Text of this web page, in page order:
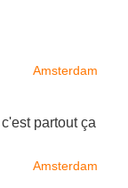
partout ça